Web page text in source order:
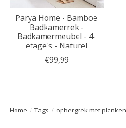
Home / Tags / opbergrek met planken
Parya Home - Bamboe
Badkamerrek -
Badkamermeubel - 4-
etage's - Naturel
€99,99